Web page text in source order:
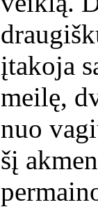
įtakoja
meilę,
nuo
šį